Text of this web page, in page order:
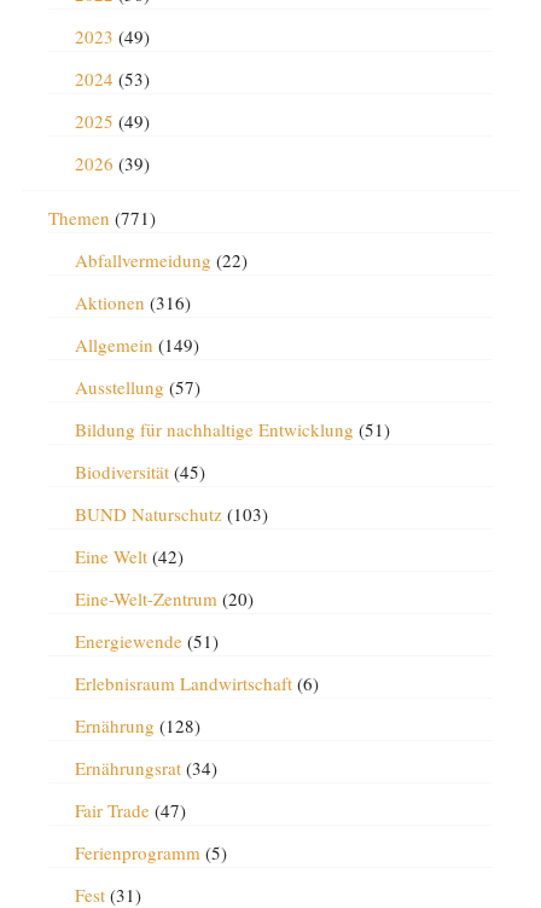
2023 (49)
2024 (53)
2025 (49)
2026 (39)
Themen (771)
Abfallvermeidung (22)
Aktionen (316)
Allgemein (149)
Ausstellung (57)
Bildung für nachhaltige Entwicklung (51)
Biodiversität(45)
BUND Naturschutz(103)
Eine Welt(42)
Eine-Welt-Zentrum(20)
Energiewende(51)
Erlebnisraum Landwirtschaft(6)
Ernährung (128)
Ernährungsrat(34)
Fair Trade(47)
Ferienprogramm(5)
Fest(31)